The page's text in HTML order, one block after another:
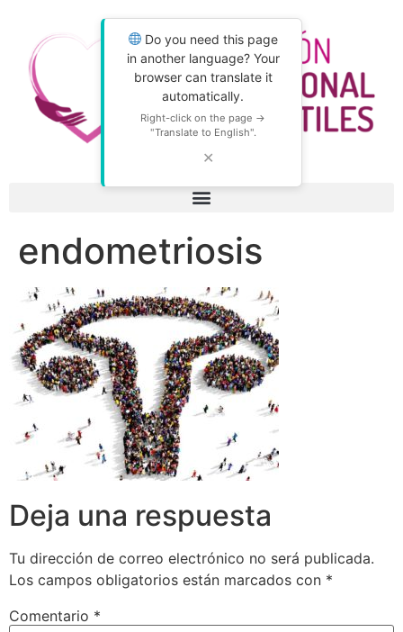
Do you need this page
in another language? Your
browser can translate it
automatically.
Right-click on the page →
"Translate to English".
✕
endometriosis
Deja una respuesta
Tu dirección de correo electrónico no será publicada.
Los campos obligatorios están marcados con *
Comentario *